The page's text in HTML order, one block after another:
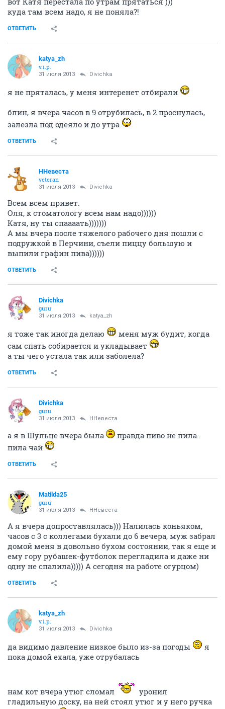
куда там всем надо, я не поняла?!
ОТВЕТИТЬ
katya_zh
v.i.p.
31 июля 2013 Divichka
я не пряталась, у меня интеренет отбирали
блин, я вчера часов в 9 отрубилась, в 2 проснулась,
залезла под одеяло и до утра
ОТВЕТИТЬ
ННевеста
veteran
31 июля 2013 Divichka
Всем всем привет.
Оля, к стоматологу всем нам надо))))))
Катя, ну ты спаааать)))))))
А мы вчера после тяжелого рабочего дня пошли с
подружкой в Перчини, съели пиццу большую и
выпили графин пива))))))
ОТВЕТИТЬ
Divichka
guru
31 июля 2013 katya_zh
я тоже так иногда делаю
меня муж будит, когда
сам спать собирается и укладывает
а ты чего устала так или заболела?
ОТВЕТИТЬ
Divichka
guru
31 июля 2013 ННевеста
а я в Шульце вчера была
правда пиво не пила..
пила чай
ОТВЕТИТЬ
Matilda25
guru
31 июля 2013 ННевеста
А я вчера допроставлялась))) Налилась коньяком,
часов с 3 с коллегами бухали до 6 вечера, муж забрал
домой меня в довольно бухом состоянии, так я еще и
ему гору рубашек-футболок перегладила и даже ни
одну не спалила))))) А сегодня на работе огурцом)
ОТВЕТИТЬ
katya_zh
v.i.p.
31 июля 2013 Divichka
да видимо давление низкое было из-за погоды
я
пока домой ехала, уже отрубалась
нам кот вчера утюг сломал
уронил
гладильную доску, на ней стоял утюг и у него ручка